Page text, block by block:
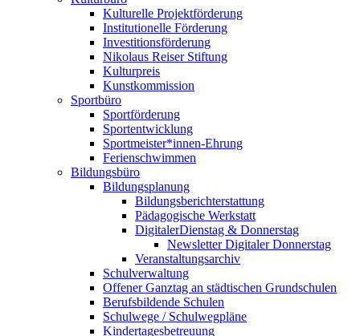
Kulturelle Projektförderung
Institutionelle Förderung
Investitionsförderung
Nikolaus Reiser Stiftung
Kulturpreis
Kunstkommission
Sportbüro
Sportförderung
Sportentwicklung
Sportmeister*innen-Ehrung
Ferienschwimmen
Bildungsbüro
Bildungsplanung
Bildungsberichterstattung
Pädagogische Werkstatt
DigitalerDienstag & Donnerstag
Newsletter Digitaler Donnerstag
Veranstaltungsarchiv
Schulverwaltung
Offener Ganztag an städtischen Grundschulen
Berufsbildende Schulen
Schulwege / Schulwegpläne
Kindertagesbetreuung